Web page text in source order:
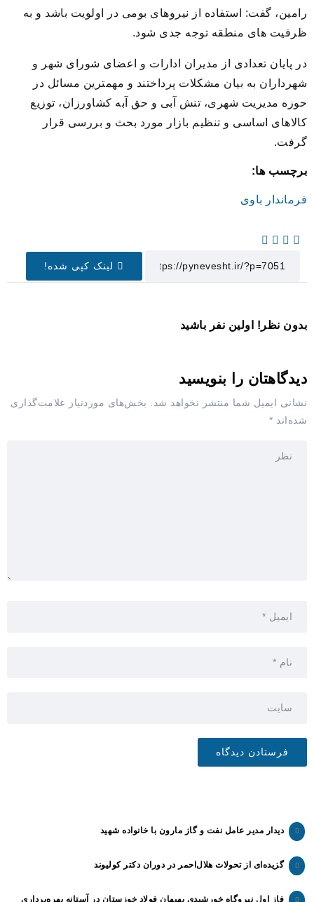
رامین، گفت: استفاده از نیروهای بومی در اولویت باشد و به
ظرفیت های منطقه توجه جدی شود.
در پایان تعدادی از مدیران ادارات و اعضای شورای شهر و
شهرداران به بیان مشکلات پرداختند و مهمترین مسائل در
حوزه مدیریت شهری، تنش آبی و حق آبه کشاورزان، توزیع
کالاهای اساسی و تنظیم بازار مورد بحث و بررسی قرار
گرفت.
برچسب ها:
فرماندار باوی
لینک کپی شده!
بدون نظر! اولین نفر باشید
دیدگاهتان را بنویسید
نشانی ایمیل شما منتشر نخواهد شد.
بخش‌های موردنیاز علامت‌گذاری
شده‌اند *
دیدار مدیر عامل نفت و گاز مارون با خانواده شهید
گزیده‌ای از تحولات هلال‌احمر در دوران دکتر کولیوند
فاز اول نیروگاه خورشیدی بهبهان فولاد خوزستان در آستانه بهره‌برداری